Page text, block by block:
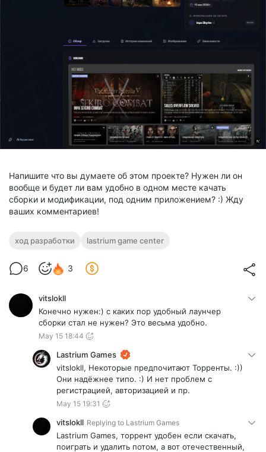
Напишите что вы думаете об этом проекте? Нужен ли он
вообще и будет ли вам удобно в одном месте качать
сборки и модификации, под одним приложением? :) Жду
ваших комментариев!
ход разработки lastrium game center
6 3
vitslokll
Конечно нужен:) с каких пор удобный лаунчер
сборки стал не нужен? Это весьма удобно.
May 15 18:44
Lastrium Games
vitslokll, Некоторые предпочитают Торренты. :))
Они надёжнее типо. :) И нет проблем с
регистрацией, авторизацией и пр.
May 15 19:31
vitslokll Replying to Lastrium Games
Lastrium Games, торрент удобен если скачать,
поиграть и удалить потом, а вот отечественный,